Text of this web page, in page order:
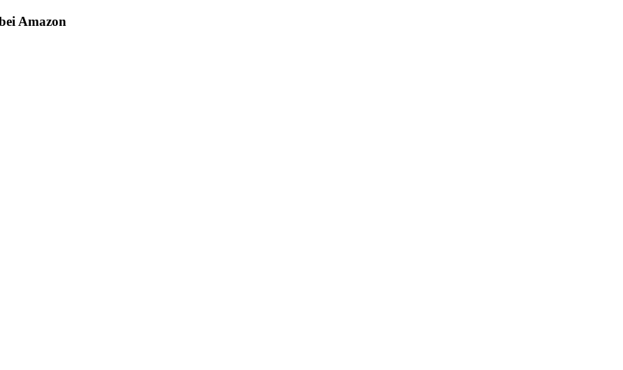
Amazon